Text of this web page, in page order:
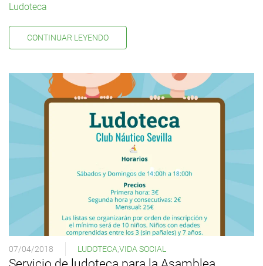
Ludoteca
CONTINUAR LEYENDO
07/04/2018 LUDOTECA VIDA SOCIAL